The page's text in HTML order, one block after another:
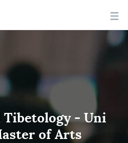
Tibetology - Uni
of Arts